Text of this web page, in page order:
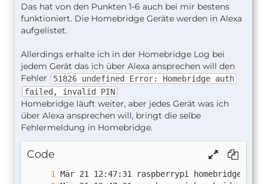
Das hat von den Punkten 1-6 auch bei mir bestens
funktioniert. Die Homebridge Geräte werden in Alexa
aufgelistet.
Allerdings erhalte ich in der Homebridge Log bei
jedem Gerät das ich über Alexa ansprechen will den
Fehler
51826 undefined Error: Homebridge auth
failed, invalid PIN
Homebridge läuft weiter, aber jedes Gerät was ich
über Alexa ansprechen will, bringt die selbe
Fehlermeldung in Homebridge.
Code